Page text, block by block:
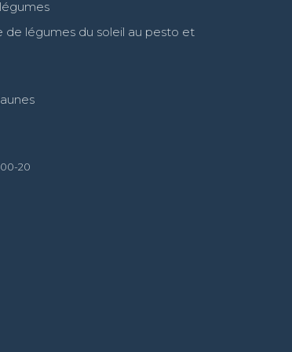
de légumes du soleil au pesto et
20